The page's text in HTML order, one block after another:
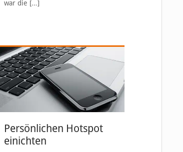
war die […]
Persönlichen Hotspot
einichten